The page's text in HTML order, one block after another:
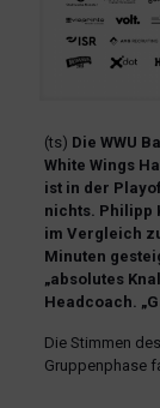
(ts) Die WWU
White Wings
ist in der
nichts. Philipp
im Vergleich
Minuten
„absolutes
Headcoach.
Die Stimmen
Gruppenphase